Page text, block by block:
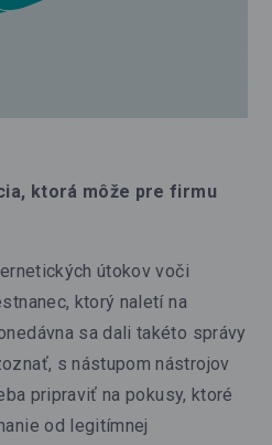
ktorá môže pre firmu
útokov voči
ktorý naletí na
sa dali takéto správy
s nástupom nástrojov
pripraviť na pokusy, ktoré
od legitímnej